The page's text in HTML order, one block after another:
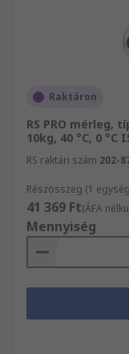
Raktáron
RS PRO mérleg,
10kg, 40 °C, 0 °C
RS raktári szám 202-
Részösszeg (1
41 369 Ft(ÁFA
Mennyiség